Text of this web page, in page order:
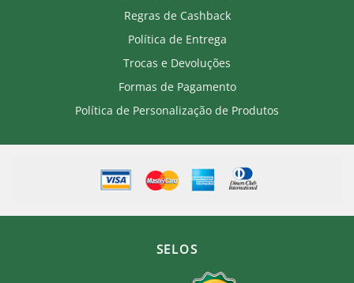
Regras de Cashback
Política de Entrega
Trocas e Devoluções
Formas de Pagamento
Política de Personalização de Produtos
SELOS